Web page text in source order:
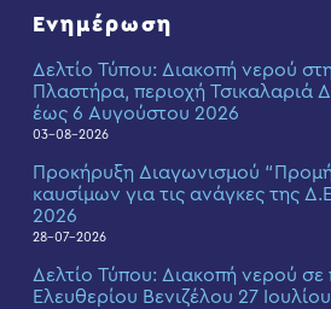
Ενημέρωση
Δελτίο Τύπου: Διακοπή νερού
Πλαστήρα, περιοχή Τσικαλαριά
έως 6 Αυγούστου 2026
03-08-2026
Προκήρυξη Διαγωνισμού
καυσίμων για τις ανάγκες της
2026
28-07-2026
Δελτίο Τύπου: Διακοπή νερού σε
Ελευθερίου Βενιζέλου 27